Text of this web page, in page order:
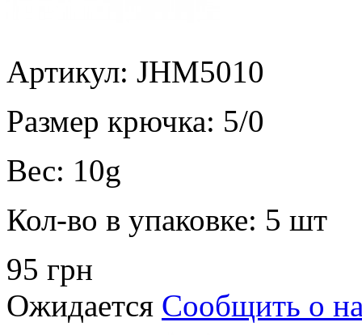
Артикул: JHM5010
Размер крючка: 5/0
Вес: 10g
Кол-во в упаковке: 5 шт
95 грн
Ожидается Сообщить о